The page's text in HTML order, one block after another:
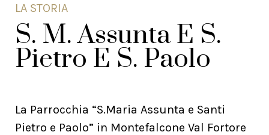
LA STORIA
S. M. Assunta E S.
Pietro E S. Paolo
La Parrocchia “S.Maria Assunta e Santi
Pietro e Paolo” in Montefalcone Val Fortore